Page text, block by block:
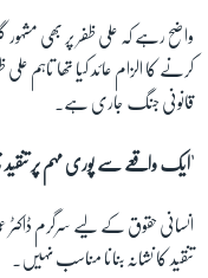
واضح رہے کہ علی ظفر پر بھی مشہور
کرنے کا الزام عائد کیا تھا تاہم
قانونی جنگ جاری ہے۔
'ایک واقعے سے پوری مہم پر
انسانی حقوق کے لیے سرگرم ڈاکٹر
تنقید کا نشانہ بنانا مناسب نہیں۔